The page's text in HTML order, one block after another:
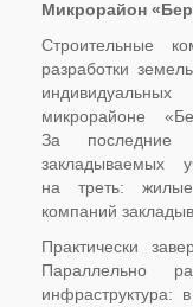
Микрорайон
Строительные
разработки
микрорайоне
За последние
закладываемых
на треть:
компаний
Практически
Параллельно
инфраструктура: